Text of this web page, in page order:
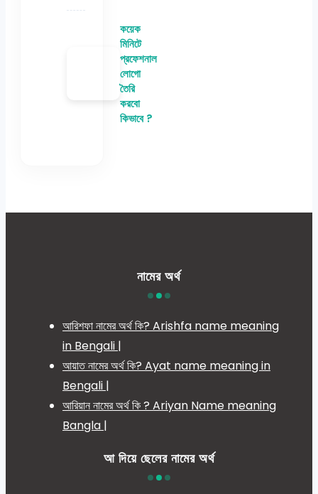
কয়েক
মিনিটে
প্রফেশনাল
লোগো
তৈরি
করবো
কিভাবে ?
নামের অর্থ
আরিশফা নামের অর্থ কি? Arishfa name meaning
in Bengali |
আয়াত নামের অর্থ কি? Ayat name meaning in
Bengali |
আরিয়ান নামের অর্থ কি ? Ariyan Name meaning
Bangla |
আ দিয়ে ছেলের নামের অর্থ